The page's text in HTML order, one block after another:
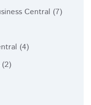
Central (7)
(4)
(2)